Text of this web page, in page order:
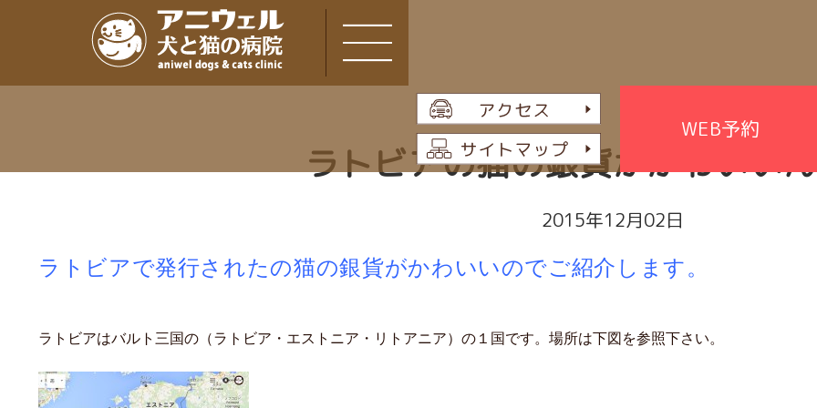
WEB予約
ラトビアの猫の銀貨がかわいい
2015年12月02日
ラトビアで発行されたの猫の銀貨がかわいいのでご紹介します。
ラトビアはバルト三国の（ラトビア・エストニア・リトアニア）の１国です。場所は下図を参照下さい。